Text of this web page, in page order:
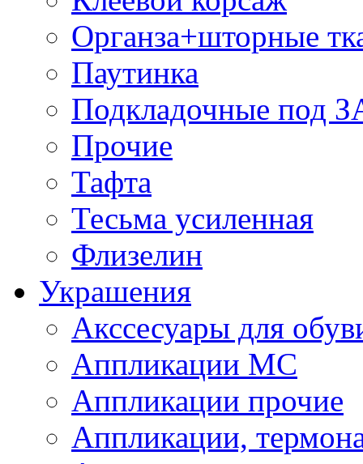
Органза+шторные
Паутинка
Подкладочные под
Прочие
Тафта
Тесьма усиленная
Флизелин
Украшения
Акссесуары для
Аппликации МС
Аппликации прочие
Аппликации,